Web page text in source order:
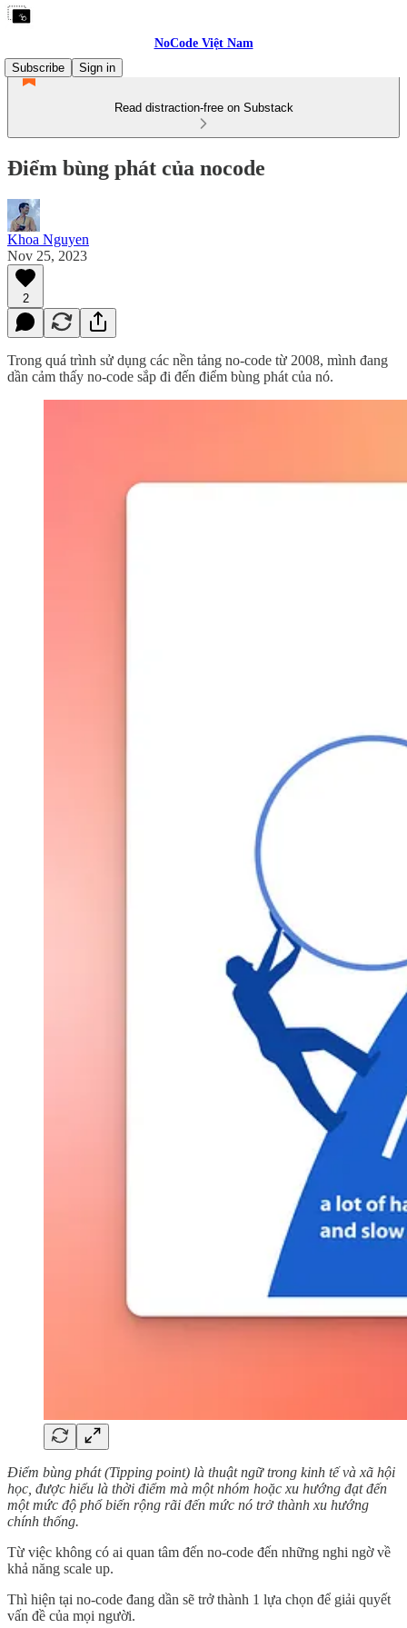
NoCode Việt Nam
Subscribe
Sign in
Read distraction-free on Substack
Điểm bùng phát của nocode
Khoa Nguyen
Nov 25, 2023
2
Trong quá trình sử dụng các nền tảng no-code từ 2008, mình đang
dần cảm thấy no-code sắp đi đến điểm bùng phát của nó.
Điểm bùng phát (Tipping point) là thuật ngữ trong kinh tế và xã hội
học, được hiểu là thời điểm mà một nhóm hoặc xu hướng đạt đến
một mức độ phổ biến rộng rãi đến mức nó trở thành xu hướng
chính thống.
Từ việc không có ai quan tâm đến no-code đến những nghi ngờ về
khả năng scale up.
Thì hiện tại no-code đang dần sẽ trở thành 1 lựa chọn để giải quyết
vấn đề của mọi người.